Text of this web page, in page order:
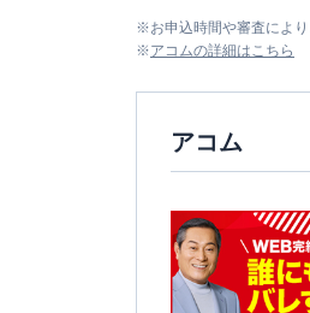
※お申込時間や審査によ
※アコムの詳細はこちら
アコム